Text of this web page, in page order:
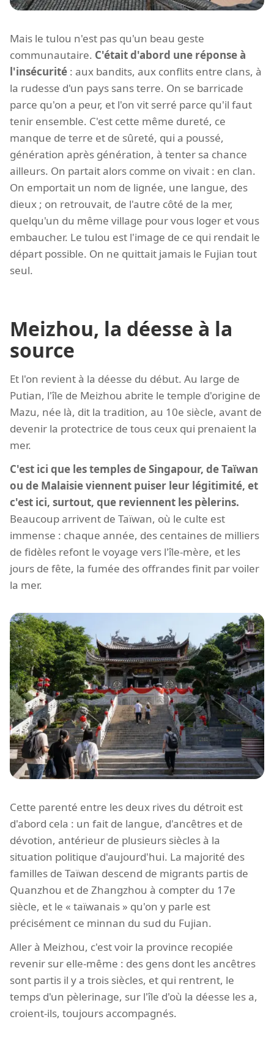
Mais le tulou n'est pas qu'un beau geste
communautaire. C'était d'abord une réponse à
l'insécurité : aux bandits, aux conflits entre clans, à
la rudesse d'un pays sans terre. On se barricade
parce qu'on a peur, et l'on vit serré parce qu'il faut
tenir ensemble. C'est cette même dureté, ce
manque de terre et de sûreté, qui a poussé,
génération après génération, à tenter sa chance
ailleurs. On partait alors comme on vivait : en clan.
On emportait un nom de lignée, une langue, des
dieux ; on retrouvait, de l'autre côté de la mer,
quelqu'un du même village pour vous loger et vous
embaucher. Le tulou est l'image de ce qui rendait le
départ possible. On ne quittait jamais le Fujian tout
seul.
Meizhou, la déesse à la
source
Et l'on revient à la déesse du début. Au large de
Putian, l'île de Meizhou abrite le temple d'origine de
Mazu, née là, dit la tradition, au 10e siècle, avant de
devenir la protectrice de tous ceux qui prenaient la
mer.
C'est ici que les temples de Singapour, de Taïwan
ou de Malaisie viennent puiser leur légitimité, et
c'est ici, surtout, que reviennent les pèlerins.
Beaucoup arrivent de Taïwan, où le culte est
immense : chaque année, des centaines de milliers
de fidèles refont le voyage vers l'île-mère, et les
jours de fête, la fumée des offrandes finit par voiler
la mer.
Cette parenté entre les deux rives du détroit est
d'abord cela : un fait de langue, d'ancêtres et de
dévotion, antérieur de plusieurs siècles à la
situation politique d'aujourd'hui. La majorité des
familles de Taïwan descend de migrants partis de
Quanzhou et de Zhangzhou à compter du 17e
siècle, et le « taïwanais » qu'on y parle est
précisément ce minnan du sud du Fujian.
Aller à Meizhou, c'est voir la province recopiée
revenir sur elle-même : des gens dont les ancêtres
sont partis il y a trois siècles, et qui rentrent, le
temps d'un pèlerinage, sur l'île d'où la déesse les a,
croient-ils, toujours accompagnés.